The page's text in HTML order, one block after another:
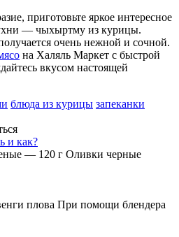
приготовьте яркое интересное
— чыхыртму из курицы.
очень нежной и сочной.
на Халяль Маркет с быстрой
вкусом настоящей
блюда из курицы запеканки
и как?
— 120 г Оливки черные
плова При помощи блендера